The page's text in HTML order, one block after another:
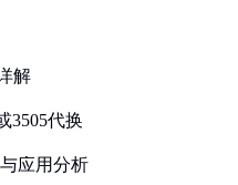
解
3505代换
应用分析